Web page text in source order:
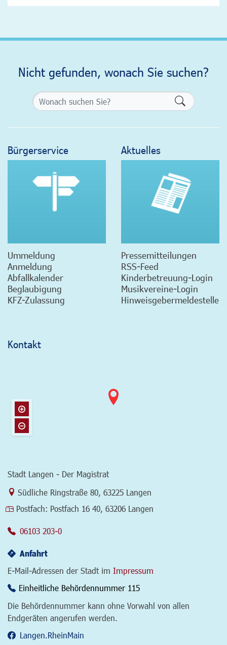
Nicht gefunden, wonach Sie suchen?
Bürgerservice
Ummeldung
Anmeldung
Abfallkalender
Beglaubigung
KFZ-Zulassung
Aktuelles
Pressemitteilungen
RSS-Feed
Kinderbetreuung-Login
Musikvereine-Login
Hinweisgebermeldestelle
Kontakt
Stadt Langen - Der Magistrat
Link zur Google-Maps Navigation
Südliche Ringstraße 80 63225 Langen
Postfach: Postfach 16 40, 63206 Langen
06103 203-0
Anfahrt
E-Mail-Adressen der Stadt im Impressum
Einheitliche Behördennummer 115
Die Behördennummer kann ohne Vorwahl von allen
Endgeräten angerufen werden.
Langen.RheinMain